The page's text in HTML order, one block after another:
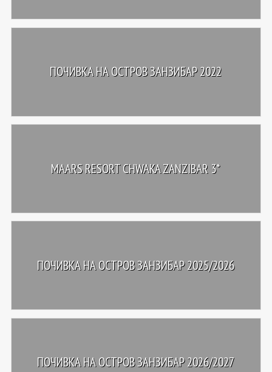
ПОЧИВКА НА ОСТРОВ ЗАНЗИБАР 2022
MAARS RESORT CHWAKA ZANZIBAR 3*
ПОЧИВКА НА ОСТРОВ ЗАНЗИБАР 2025/2026
ПОЧИВКА НА ОСТРОВ ЗАНЗИБАР 2026/2027